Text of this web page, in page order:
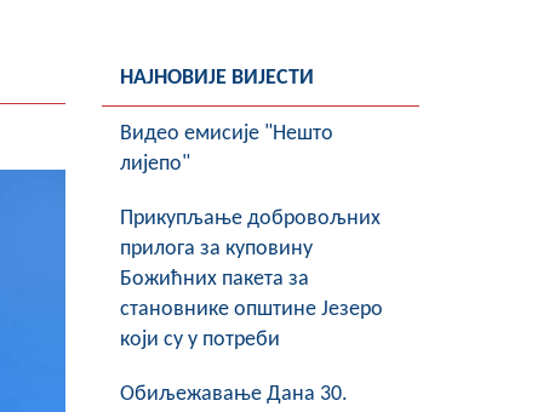
НАЈНОВИЈЕ ВИЈЕСТИ
Видео емисије "Нешто
лијепо"
Прикупљање добровољних
прилога за куповину
Божићних пакета за
становнике општине Језеро
који су у потреби
Обиљежавање Данa 30.